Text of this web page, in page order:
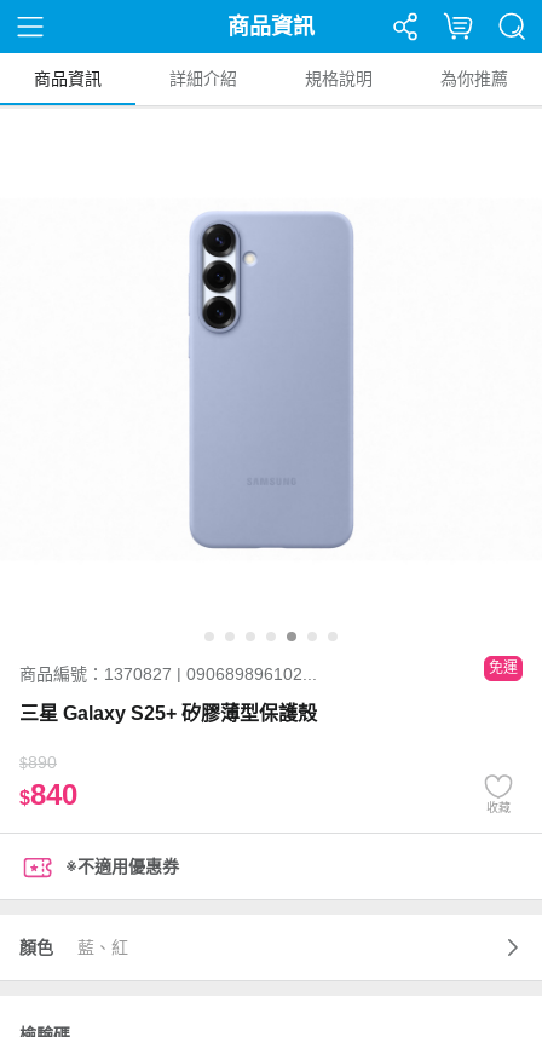
商品資訊
商品資訊 詳細介紹 規格說明 為你推薦
商品編號：1370827 | 090689896102... 免運
三星 Galaxy S25+ 矽膠薄型保護殼
$890
$840 收藏
※不適用優惠券
顏色 藍、紅